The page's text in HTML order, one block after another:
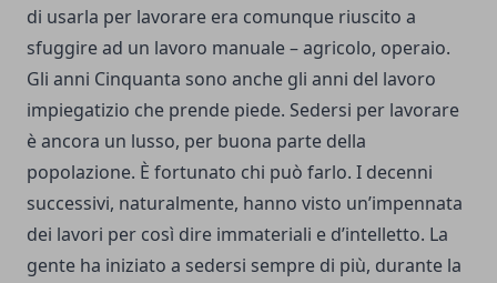
di usarla per lavorare era comunque riuscito a
sfuggire ad un lavoro manuale – agricolo, operaio.
Gli anni Cinquanta sono anche gli anni del lavoro
impiegatizio che prende piede. Sedersi per lavorare
è ancora un lusso, per buona parte della
popolazione. È fortunato chi può farlo. I decenni
successivi, naturalmente, hanno visto un’impennata
dei lavori per così dire immateriali e d’intelletto. La
gente ha iniziato a sedersi sempre di più, durante la